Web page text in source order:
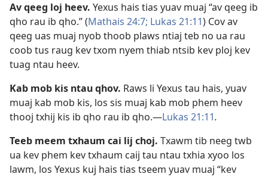
Av qeeg loj heev. Yexus hais tias yuav muaj “av qeeg ib
qho rau ib qho.” (Mathais 24:7; Lukas 21:11) Cov av
qeeg uas muaj nyob thoob plaws ntiaj teb no ua rau
coob tus raug kev txom nyem thiab ntsib kev ploj kev
tuag ntau heev.
Kab mob kis ntau qhov. Raws li Yexus tau hais, yuav
muaj kab mob kis, los sis muaj kab mob phem heev
thooj txhij kis ib qho rau ib qho.​—Lukas 21:11.
Teeb meem txhaum cai lij choj. Txawm tib neeg twb
ua kev phem kev txhaum caij tau ntau txhia xyoo los
lawm, los Yexus kuj hais tias tseem yuav muaj “kev